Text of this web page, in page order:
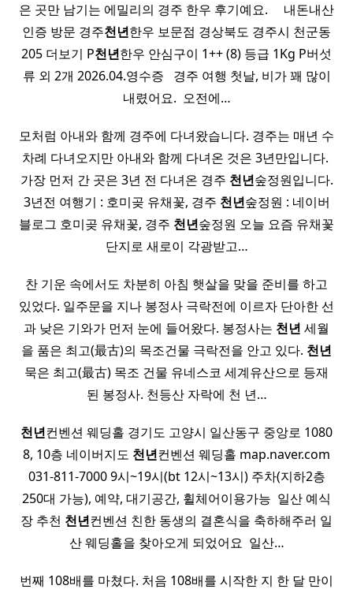
은 곳만 남기는 에밀리의 경주 한우 후기예요. ​ ​ ​ ​ 내돈내산
인증 방문 경주천년한우 보문점 경상북도 경주시 천군동
205 더보기 P천년한우 안심구이 1++ (8) 등급 1Kg P버섯
류 외 2개 2026.04.영수증 ​ ​ 경주 여행 첫날, 비가 꽤 많이
내렸어요. ​ 오전에…
모처럼 아내와 함께 경주에 다녀왔습니다. 경주는 매년 수
차례 다녀오지만 아내와 함께 다녀온 것은 3년만입니다. ​
가장 먼저 간 곳은 3년 전 다녀온 경주 천년숲정원입니다.
3년전 여행기 : 호미곶 유채꽃, 경주 천년숲정원 : 네이버
블로그 호미곶 유채꽃, 경주 천년숲정원 오늘 요즘 유채꽃
단지로 새로이 각광받고…
찬 기운 속에서도 차분히 아침 햇살을 맞을 준비를 하고
있었다. 일주문을 지나 봉정사 극락전에 이르자 단아한 선
과 낮은 기와가 먼저 눈에 들어왔다. 봉정사는 천년 세월
을 품은 최고(最古)의 목조건물 극락전을 안고 있다. 천년
묵은 최고(最古) 목조 건물 유네스코 세계유산으로 등재
된 봉정사. 천등산 자락에 천 년…
천년컨벤션 웨딩홀 경기도 고양시 일산동구 중앙로 1080
8, 10층 네이버지도 천년컨벤션 웨딩홀 map.naver.com
031-811-7000 9시~19시(bt 12시~13시) 주차(지하2층
250대 가능), 예약, 대기공간, 휠체어이용가능 ​ 일산 예식
장 추천 천년컨벤션 친한 동생의 결혼식을 축하해주러 일
산 웨딩홀을 찾아오게 되었어요 ​ 일산…
번째 108배를 마쳤다. 처음 108배를 시작한 지 한 달 만이